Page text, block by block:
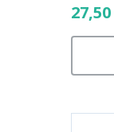
27,50